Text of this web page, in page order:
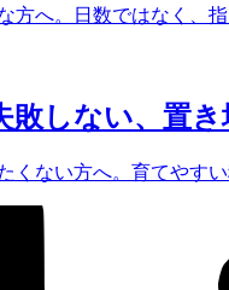
方へ。日数ではなく、
敗しない、置
くない方へ。育てやす